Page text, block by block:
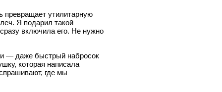
превращает утилитарную
Я подарил такой
включила его. Не нужно
— даже быстрый набросок
которая написала
где мы